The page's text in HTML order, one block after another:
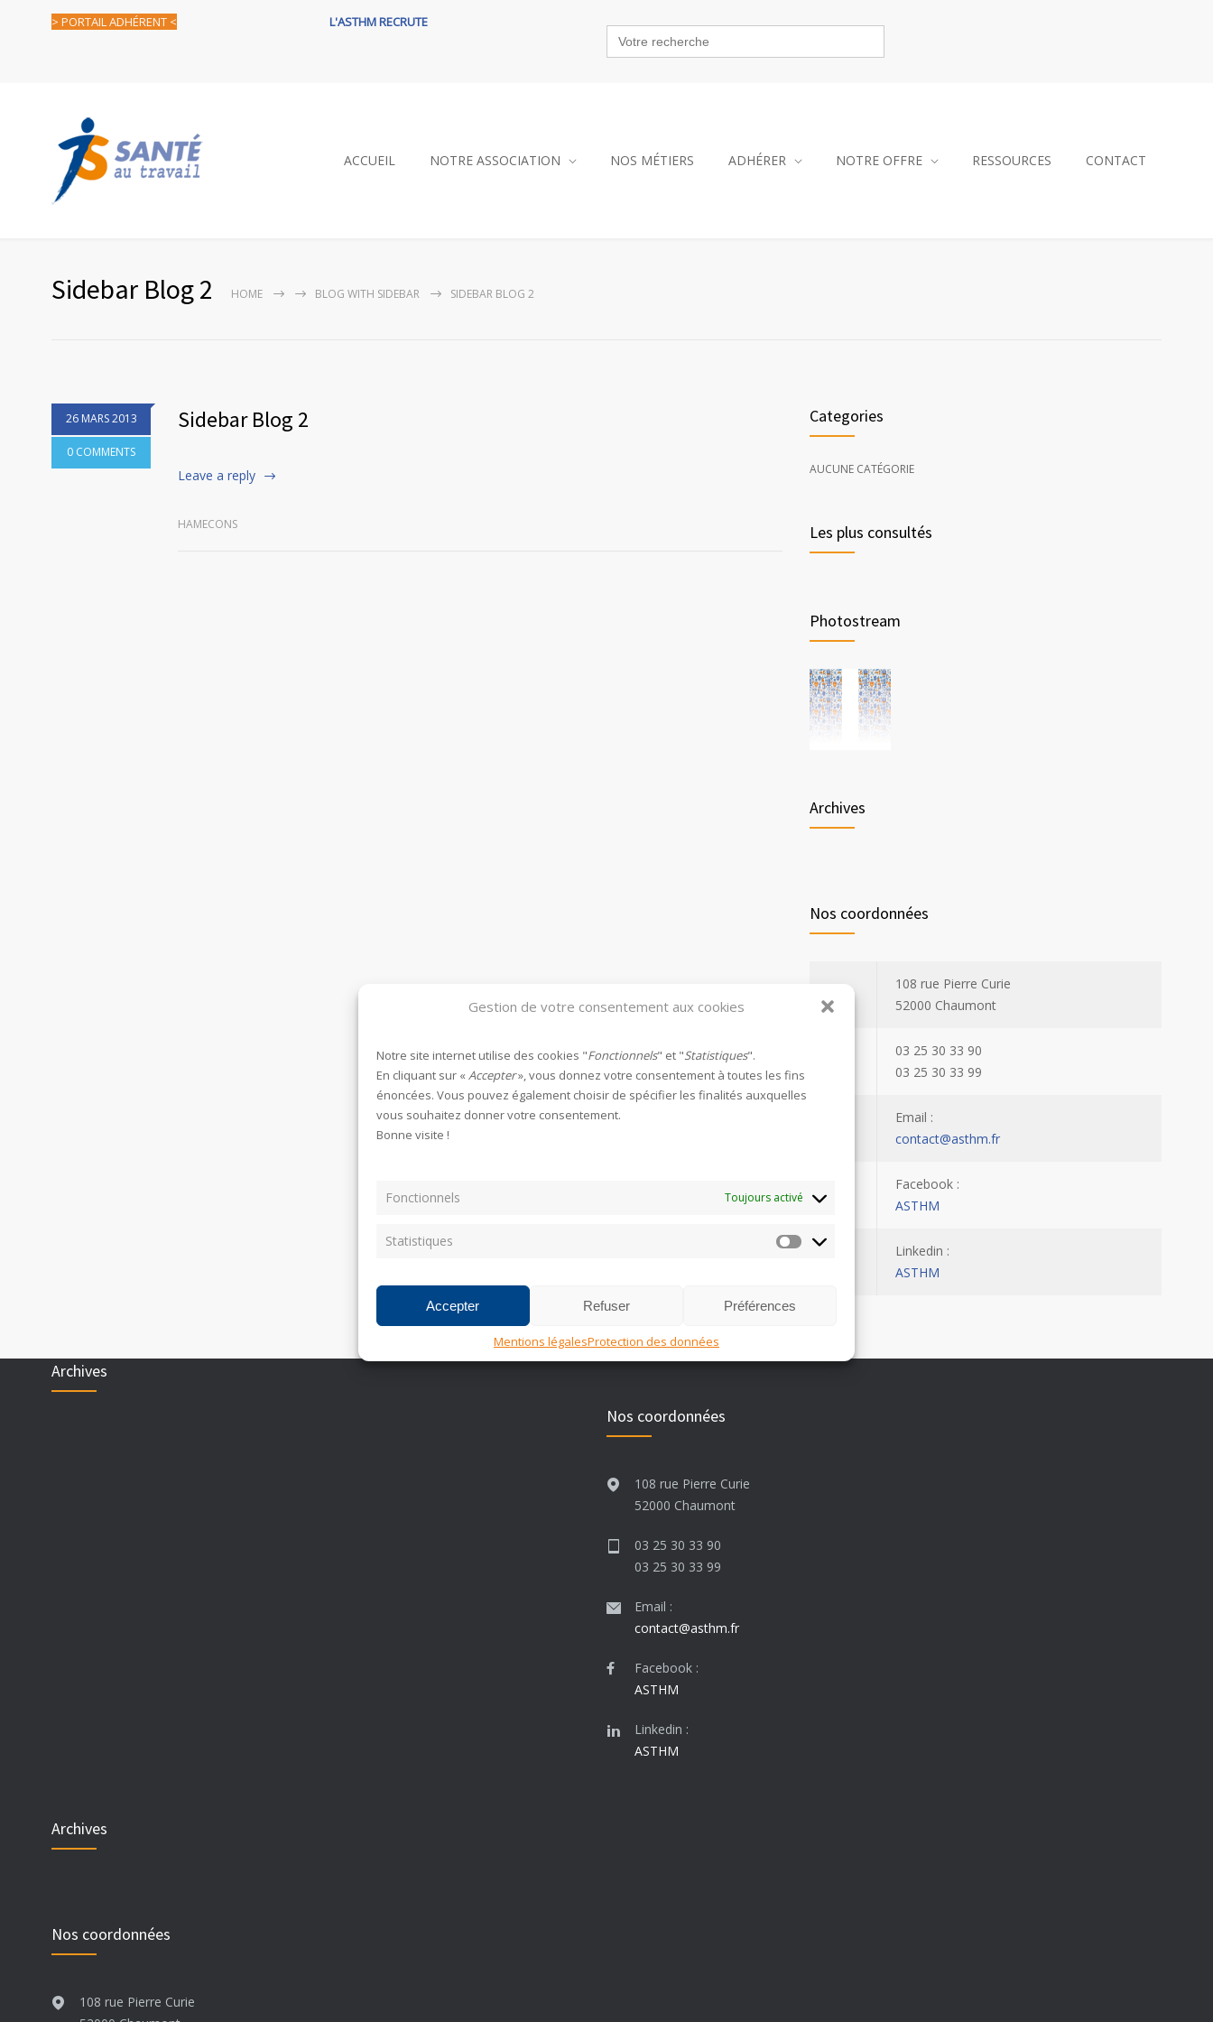
Gestion de votre consentement aux cookies
Notre site internet utilise des cookies "Fonctionnels" et "Statistiques".
En cliquant sur «Accepter», vous donnez votre consentement à toutes les fins
énoncées. Vous pouvez également choisir de spécifier les finalités auxquelles
vous souhaitez donner votre consentement.
Bonne visite !
Fonctionnels Toujours activé
Statistiques Statistiques
Accepter Refuser Préférences
Mentions légalesProtection des données
> PORTAIL ADHÉRENT < L'ASTHM RECRUTE Search
for:
ACCUEIL NOTRE ASSOCIATION NOS MÉTIERS ADHÉRER NOTRE OFFRE RESSOURCES CONTACT
Sidebar Blog 2 HOME BLOG WITH SIDEBAR SIDEBAR BLOG 2
26 MARS 2013
0 COMMENTS
Sidebar Blog 2
Leave a reply
HAMECONS
Categories
AUCUNE CATÉGORIE
Les plus consultés
Photostream
Archives
Nos coordonnées
108 rue Pierre Curie
52000 Chaumont
03 25 30 33 90
03 25 30 33 99
Email :
contact@asthm.fr
Facebook :
ASTHM
Linkedin :
ASTHM
Archives
Nos coordonnées
108 rue Pierre Curie
52000 Chaumont
03 25 30 33 90
03 25 30 33 99
Email :
contact@asthm.fr
Facebook :
ASTHM
Linkedin :
ASTHM
Archives
Nos coordonnées
108 rue Pierre Curie